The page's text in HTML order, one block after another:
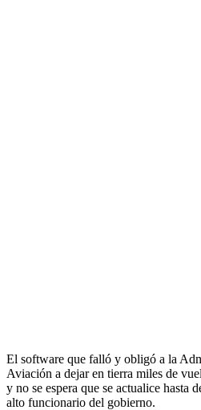
El software que falló y obligó a la
Aviación a dejar en tierra miles de
y no se espera que se actualice hasta
alto funcionario del gobierno.